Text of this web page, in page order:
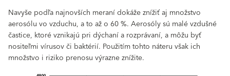
Navyše podľa najnovších meraní dokáže znížiť aj množstvo
aerosólu vo vzduchu, a to až o 60 %. Aerosóly sú malé vzdušné
častice, ktoré vznikajú pri dýchaní a rozprávaní, a môžu byť
nositeľmi vírusov či baktérií. Použitím tohto náteru však ich
množstvo i riziko prenosu výrazne znížite.